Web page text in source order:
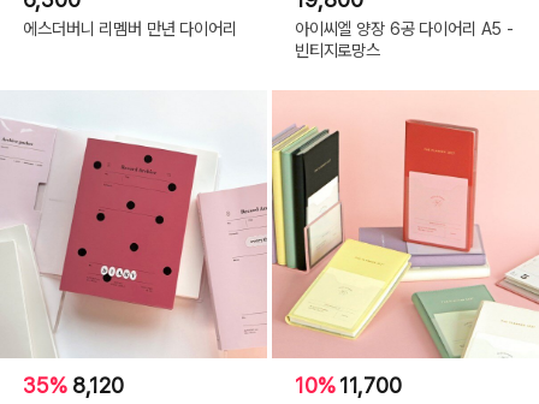
에스더버니 리멤버 만년 다이어리
아이씨엘 양장 6공 다이어리 A5 -
빈티지로망스
35% 8,120 10%11,700